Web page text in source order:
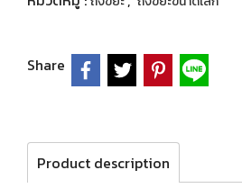
Share
Product description